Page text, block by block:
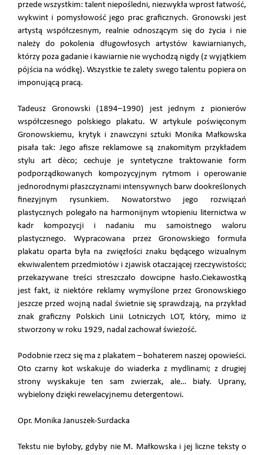
przede wszystkim: talent niepośledni, niezwykła wprost łatwość,
wykwint i pomysłowość jego prac graficznych. Gronowski jest
artystą współczesnym, realnie odnoszącym się do życia i nie
należy do pokolenia długowłosych artystów kawiarnianych,
którzy poza gadanie i kawiarnie nie wychodzą nigdy (z wyjątkiem
pójścia na wódkę). Wszystkie te zalety swego talentu popiera on
imponującą pracą.
Tadeusz Gronowski (1894–1990) jest jednym z pionierów
współczesnego polskiego plakatu. W artykule poświęconym
Gronowskiemu, krytyk i znawczyni sztuki Monika Małkowska
pisała tak: Jego afisze reklamowe są znakomitym przykładem
stylu art dèco; cechuje je syntetyczne traktowanie form
podporządkowanych kompozycyjnym rytmom i operowanie
jednorodnymi płaszczyznami intensywnych barw dookreślonych
finezyjnym rysunkiem. Nowatorstwo jego rozwiązań
plastycznych polegało na harmonijnym wtopieniu liternictwa w
kadr kompozycji i nadaniu mu samoistnego waloru
plastycznego. Wypracowana przez Gronowskiego formuła
plakatu oparta była na zwięzłości znaku będącego wizualnym
ekwiwalentem przedmiotów i zjawisk otaczającej rzeczywistości;
przekazywane treści streszczało dowcipne hasło.Ciekawostką
jest fakt, iż niektóre reklamy wymyślone przez Gronowskiego
jeszcze przed wojną nadal świetnie się sprawdzają, na przykład
znak graficzny Polskich Linii Lotniczych LOT, który, mimo iż
stworzony w roku 1929, nadal zachował świeżość.
Podobnie rzecz się ma z plakatem – bohaterem naszej opowieści.
Oto czarny kot wskakuje do wiaderka z mydlinami; z drugiej
strony wyskakuje ten sam zwierzak, ale… biały. Uprany,
wybielony dzięki rewelacyjnemu detergentowi.
Opr. Monika Januszek-Surdacka
Tekstu nie byłoby, gdyby nie M. Małkowska i jej liczne teksty o